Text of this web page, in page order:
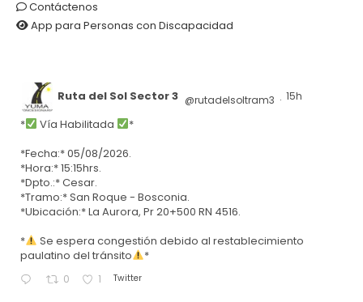
Contáctenos
App para Personas con Discapacidad
Ruta del Sol Sector 3 @rutadelsoltram3 · 15h
* Vía Habilitada
*
*Fecha:* 05/08/2026.
*Hora:* 15:15hrs.
*Dpto.:* Cesar.
*Tramo:* San Roque - Bosconia.
*Ubicación:* La Aurora, Pr 20+500 RN 4516.
*
Se espera congestión debido al restablecimiento
paulatino del tránsito
*
0 1 Twitter